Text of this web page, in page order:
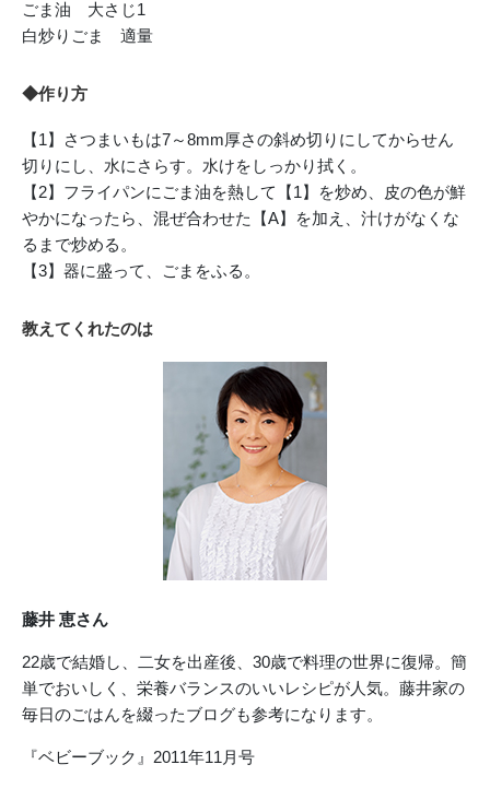
ごま油 大さじ1
白炒りごま 適量
◆作り方
【1】さつまいもは7～8mm厚さの斜め切りにしてからせん
切りにし、水にさらす。水けをしっかり拭く。
【2】フライパンにごま油を熱して【1】を炒め、皮の色が鮮
やかになったら、混ぜ合わせた【A】を加え、汁けがなくな
るまで炒める。
【3】器に盛って、ごまをふる。
教えてくれたのは
藤井 恵さん
22歳で結婚し、二女を出産後、30歳で料理の世界に復帰。簡
単でおいしく、栄養バランスのいいレシピが人気。藤井家の
毎日のごはんを綴ったブログも参考になります。
『ベビーブック』2011年11月号